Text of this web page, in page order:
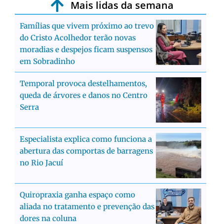
Mais lidas da semana
Famílias que vivem próximo ao trevo
do Cristo Acolhedor terão novas
moradias e despejos ficam suspensos
em Sobradinho
Temporal provoca destelhamentos,
queda de árvores e danos no Centro
Serra
Especialista explica como funciona a
abertura das comportas de barragens
no Rio Jacuí
Quiropraxia ganha espaço como
aliada no tratamento e prevenção das
dores na coluna